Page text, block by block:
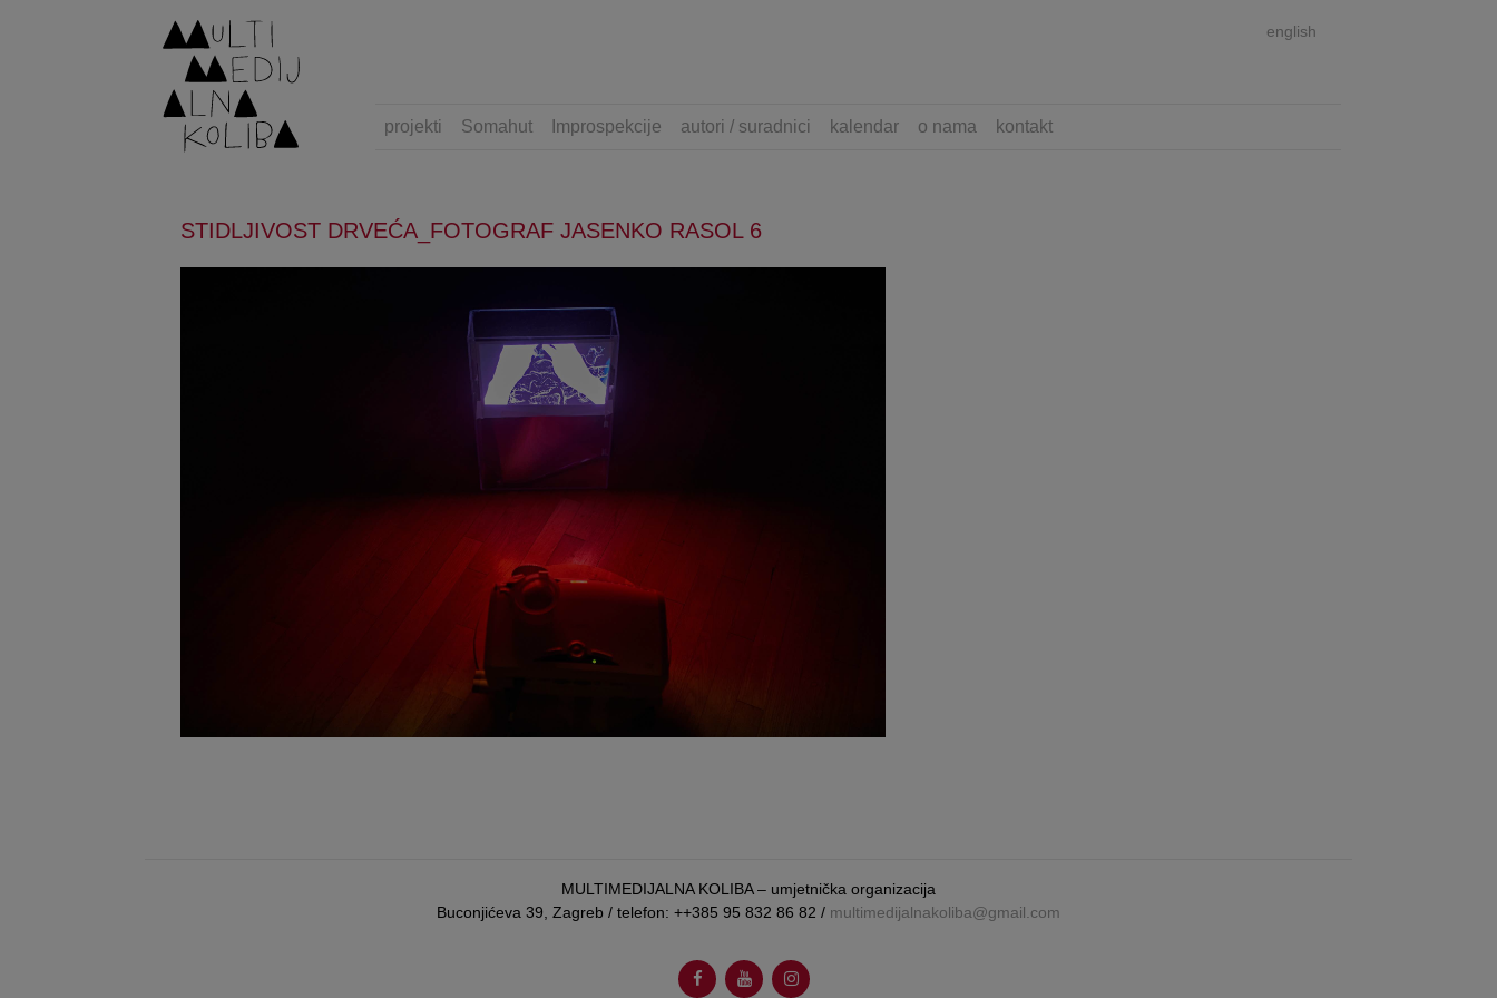
english
projekti Somahut Improspekcije autori / suradnici kalendar o nama kontakt
STIDLJIVOST DRVEĆA_FOTOGRAF JASENKO RASOL 6
MULTIMEDIJALNA KOLIBA – umjetnička organizacija
Buconjićeva 39, Zagreb / telefon: ++385 95 832 86 82 / multimedijalnakoliba@gmail.com